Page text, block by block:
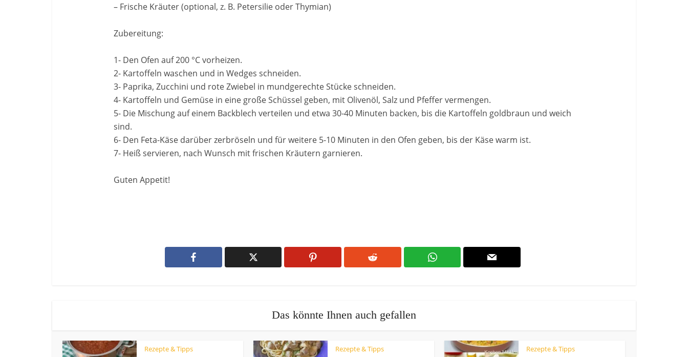
– Frische Kräuter (optional, z. B. Petersilie oder Thymian)
Zubereitung:
1- Den Ofen auf 200 °C vorheizen.
2- Kartoffeln waschen und in Wedges schneiden.
3- Paprika, Zucchini und rote Zwiebel in mundgerechte Stücke schneiden.
4- Kartoffeln und Gemüse in eine große Schüssel geben, mit Olivenöl, Salz und Pfeffer vermengen.
5- Die Mischung auf einem Backblech verteilen und etwa 30-40 Minuten backen, bis die Kartoffeln goldbraun und weich
sind.
6- Den Feta-Käse darüber zerbröseln und für weitere 5-10 Minuten in den Ofen geben, bis der Käse warm ist.
7- Heiß servieren, nach Wunsch mit frischen Kräutern garnieren.
Guten Appetit!
Das könnte Ihnen auch gefallen
Rezepte & Tipps Rezepte & Tipps Rezepte & Tipps